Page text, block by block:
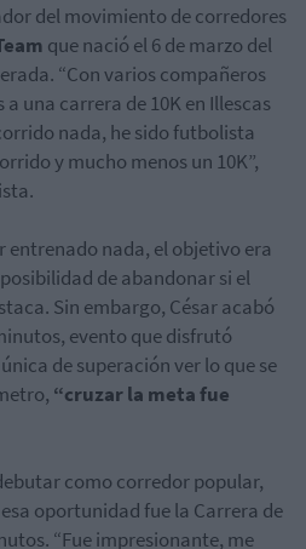
del movimiento de corredores
que nació el 6 de marzo del
“Con varios compañeros
una carrera de 10K en Illescas
nada, he sido futbolista
y mucho menos un 10K”,
entrenado nada, el objetivo era
de abandonar si el
Sin embargo, César acabó
evento que disfrutó
de superación ver lo que se
“cruzar la meta fue
como corredor popular,
oportunidad fue la Carrera de
“Fue impresionante, me